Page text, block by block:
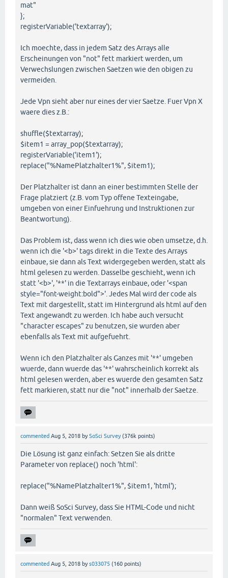
mat"
};
registerVariable('textarray');
Ich moechte, dass in jedem Satz des Arrays alle
Erscheinungen von "not" fett markiert werden, um
Verwechslungen zwischen Saetzen wie den obigen zu
vermeiden.
Jede Vpn sieht aber nur eines der vier Saetze. Fuer Vpn X
waere dies z.B.:
shuffle($textarray);
$item1 = array_pop($textarray);
registerVariable('item1');
replace("%NamePlatzhalter1%", $item1);
Der Platzhalter ist dann an einer bestimmten Stelle der
Frage platziert (z.B. vom Typ offene Texteingabe,
umgeben von einer Einfuehrung und Instruktionen zur
Beantwortung).
Das Problem ist, dass wenn ich dies wie oben umsetze, d.h.
wenn ich die '<b>' tags direkt in die Texte des Arrays
einbaue, sie dann als Text widergegeben werden, statt als
html gelesen zu werden. Dasselbe geschieht, wenn ich
statt '<b>', '**' in die Textarrays einbaue, oder '<span
style="font-weight:bold">'. Jedes Mal wird der code als
Text mit dargestellt, statt im Hintergrund als html auf den
Text angewandt zu werden. Ich habe auch versucht
"character escapes" zu benutzen, sie wurden aber
ebenfalls als Text mit aufgefuehrt.
Wenn ich den Platzhalter als Ganzes mit '**' umgeben
wuerde, dann wuerde das '**' wahrscheinlich korrekt als
html gelesen werden, aber es wuerde den gesamten Satz
fett markieren, statt nur die "not" innerhalb der Saetze.
commented Aug 5, 2018 bySoSci Survey (376k points)
Die Lösung ist ganz einfach: Setzen Sie als dritte
Parameter von replace() noch 'html':
replace("%NamePlatzhalter1%", $item1, 'html');
Dann weiß SoSci Survey, dass Sie HTML-Code und nicht
"normalen" Text verwenden.
commented Aug 5, 2018 bys033075 (160 points)